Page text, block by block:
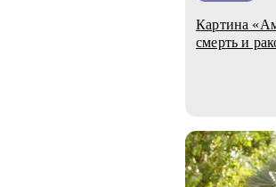
Картина
смерть и